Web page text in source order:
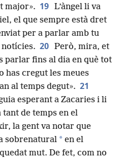
major». 19 L’àngel li va
el que sempre està dret
per a parlar amb tu
notícies. 20 Però, mira, et
parlar fins al dia en què tot
has cregut les meues
al temps degut». 21
esperant a Zacaries i li
de temps en el
la gent va notar que
sobrenatural * en el
mut. De fet, com no